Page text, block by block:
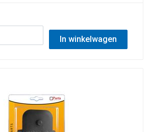
In winkelwagen